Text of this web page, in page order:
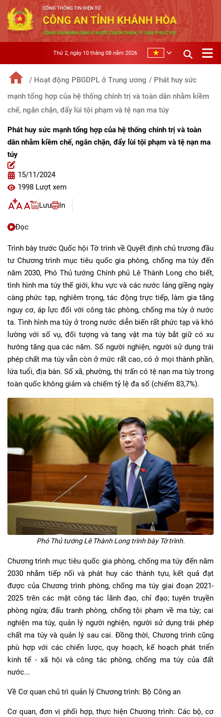
Thứ 2, ngày 10 tháng 08 năm 2026
/ Hoạt động PBGDPL ở Trung ương / Phát huy sức
mạnh tổng hợp của hệ thống chính trị và toàn dân nhằm kiềm
chế, ngăn chặn, đẩy lùi tội phạm và tệ nạn ma túy
Phát huy sức mạnh tổng hợp của hệ thống chính trị và toàn
dân nhằm kiềm chế, ngăn chặn, đẩy lùi tội phạm và tệ nạn ma
túy
15/11/2024
1998 Lượt xem
Lưu In
Đọc
Trình bày trước Quốc hội Tờ trình về Quyết định chủ trương đầu
tư Chương trình mục tiêu quốc gia phòng, chống ma túy đến
năm 2030, Phó Thủ tướng Chính phủ Lê Thành Long cho biết,
tình hình ma túy thế giới, khu vực và các nước láng giềng ngày
càng phức tạp, nghiêm trọng, tác động trực tiếp, làm gia tăng
nguy cơ, áp lực đối với công tác phòng, chống ma túy ở nước
ta. Tình hình ma túy ở trong nước diễn biến rất phức tạp và khó
lường với số vụ, đối tượng và tang vật ma túy bắt giữ có xu
hướng tăng qua các năm. Số người nghiện, người sử dụng trái
phép chất ma túy vẫn còn ở mức rất cao, có ở mọi thành phần,
lứa tuổi, địa bàn. Số xã, phường, thị trấn có tệ nạn ma túy trong
toàn quốc không giảm và chiếm tỷ lệ đa số (chiếm 83,7%).
Phó Thủ tướng Lê Thành Long trình bày Tờ trình.
Chương trình mục tiêu quốc gia phòng, chống ma túy đến năm
2030 nhằm tiếp nối và phát huy các thành tựu, kết quả đạt
được của Chương trình phòng, chống ma túy giai đoạn 2021-
2025 trên các mặt công tác lãnh đạo, chỉ đạo; tuyên truyền
phòng ngừa; đấu tranh phòng, chống tội phạm về ma túy; cai
nghiện ma túy, quản lý người nghiện, người sử dụng trái phép
chất ma túy và quản lý sau cai. Đồng thời, Chương trình cũng
phù hợp với các chiến lược, quy hoạch, kế hoạch phát triển
kinh tế - xã hội và công tác phòng, chống ma túy của đất
nước...
Về Cơ quan chủ trì quản lý Chương trình: Bộ Công an
Cơ quan, đơn vị phối hợp, thực hiện Chương trình: Các bộ, cơ